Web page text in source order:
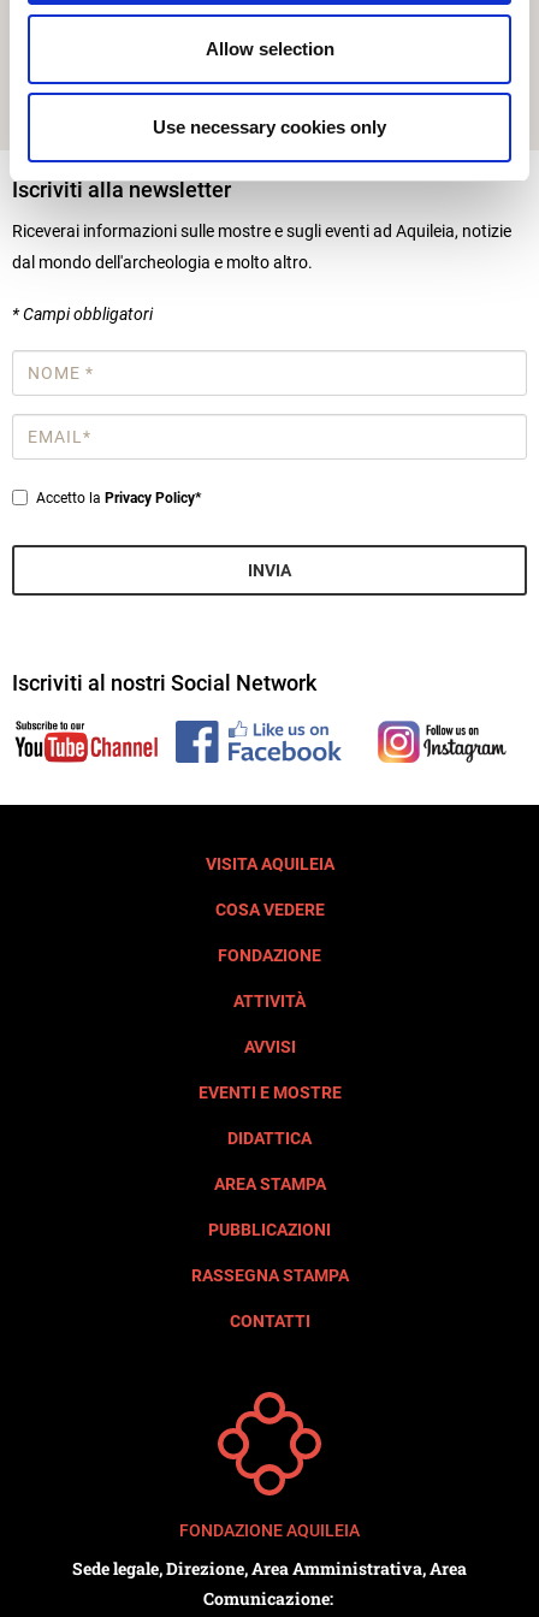
Allow selection
Use necessary cookies only
Iscriviti alla newsletter
Riceverai informazioni sulle mostre e sugli eventi ad Aquileia, notizie
dal mondo dell'archeologia e molto altro.
* Campi obbligatori
Nome
*
Email
*
Privacy
Accetto la Privacy Policy*
INVIA
Iscriviti al nostri Social Network
VISITA AQUILEIA
COSA VEDERE
FONDAZIONE
ATTIVITÀ
AVVISI
EVENTI E MOSTRE
DIDATTICA
AREA STAMPA
PUBBLICAZIONI
RASSEGNA STAMPA
CONTATTI
FONDAZIONE AQUILEIA
Sede legale, Direzione, Area Amministrativa, Area
Comunicazione: